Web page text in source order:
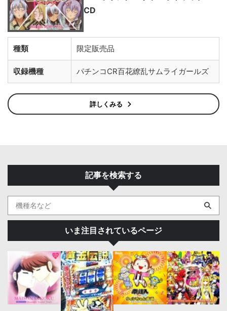
CD
種類 限定販売品
収録機種 パチンコCR百花繚乱サムライガールズ
詳しくみる
記事を検索する
いま注目されているページ